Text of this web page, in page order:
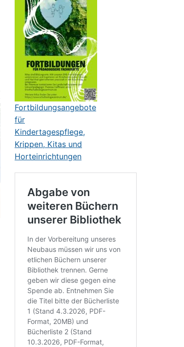
Fortbildungsangebote
für
Kindertagespflege,
Krippen, Kitas und
Horteinrichtungen